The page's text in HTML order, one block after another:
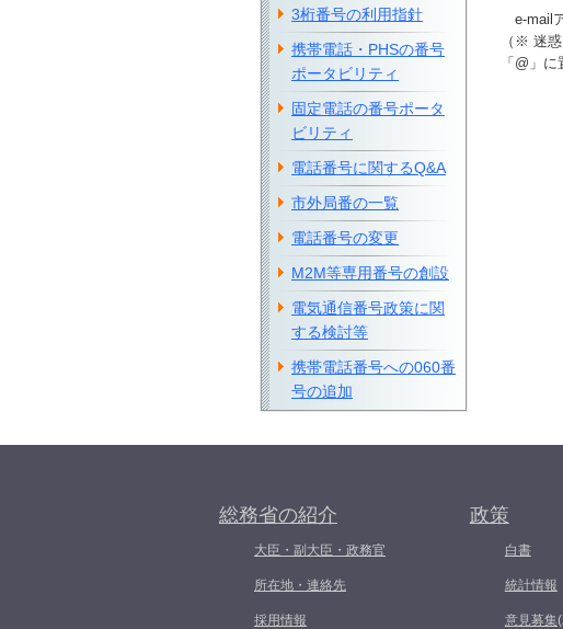
e-mail
（※ 迷
「@」
3桁番号の利用指針
携帯電話・PHSの番号
ポータビリティ
固定電話の番号ポータ
ビリティ
電話番号に関するQ&A
市外局番の一覧
電話番号の変更
M2M等専用番号の創設
電気通信番号政策に関
する検討等
携帯電話番号への060番
号の追加
総務省の紹介
大臣・副大臣・政務官
所在地・連絡先
採用情報
政策
白書
統計情報
意見募集(